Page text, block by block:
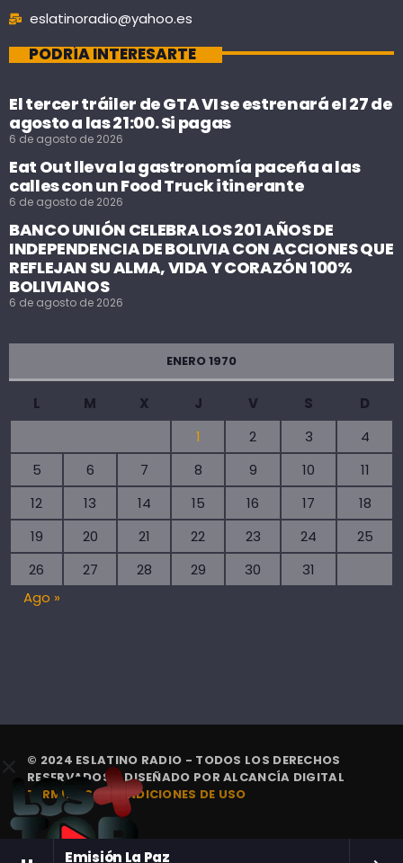
Emisión La Paz
eslatinoradio@yahoo.es
PODRÍA INTERESARTE
El tercer tráiler de GTA VI se estrenará el 27 de
agosto a las 21:00. Si pagas
6 de agosto de 2026
Eat Out lleva la gastronomía paceña a las
calles con un Food Truck itinerante
6 de agosto de 2026
BANCO UNIÓN CELEBRA LOS 201 AÑOS DE
INDEPENDENCIA DE BOLIVIA CON ACCIONES QUE
REFLEJAN SU ALMA, VIDA Y CORAZÓN 100%
BOLIVIANOS
6 de agosto de 2026
ENERO 1970
L M X J V S
D
1
2 3
4
5
6 7 8 9 10
11
12
13 14 15 16 17
18
19
20 21 22 23 24
25
26
27 28 29 30
31
Ago »
© 2024 ESLATINO RADIO - TODOS LOS DERECHOS
RESERVADOS. | DISEÑADO PORALCANCÍA DIGITAL
TÉRMINOS Y CONDICIONES DE USO